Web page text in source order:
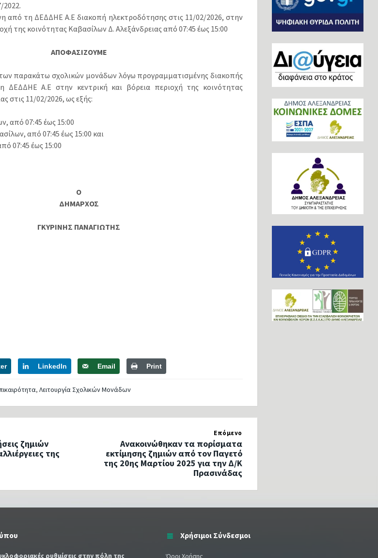
2022.
από τη ΔΕΔΔΗΕ Α.Ε διακοπή ηλεκτροδότησης στις 11/02/2026, στην
της κοινότητας Καβασίλων Δ. Αλεξάνδρειας από 07:45 έως 15:00
ΑΠΟΦΑΣΙΖΟΥΜΕ
παρακάτω σχολικών μονάδων λόγω προγραμματισμένης διακοπής
ΔΕΔΔΗΕ Α.Ε στην κεντρική και βόρεια περιοχή της κοινότητας
στις 11/02/2026, ως εξής:
από 07:45 έως 15:00
από 07:45 έως 15:00 και
07:45 έως 15:00
Ο
ΔΗΜΑΡΧΟΣ
ΓΚΥΡΙΝΗΣ ΠΑΝΑΓΙΩΤΗΣ
LinkedIn Email Print
,Λειτουργία Σχολικών Μονάδων
ζημιών
της
Επόμενο
Ανακοινώθηκαν τα πορίσματα
εκτίμησης ζημιών από τον Παγετό
της 20ης Μαρτίου 2025 για την Δ/Κ
Πρασινάδας
ρυθμίσεις στην πόλη της
Χρήσιμοι Σύνδεσμοι
Όροι Χρήσης